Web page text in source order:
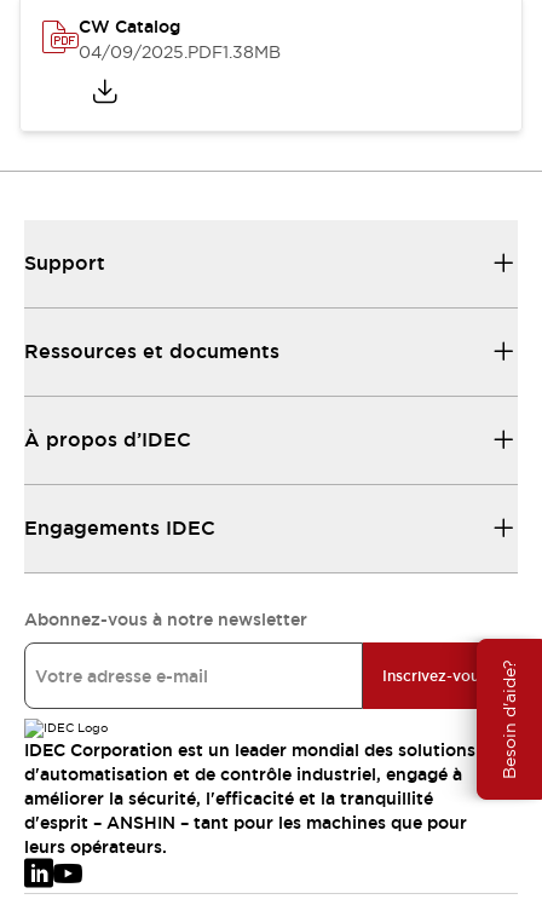
Besoin d'aide?
CW Catalog
04/09/2025.PDF1.38MB
Support
Ressources et documents
À propos d’IDEC
Engagements IDEC
Abonnez-vous à notre newsletter
Inscrivez-vous
IDEC Corporation est un leader mondial des solutions
d'automatisation et de contrôle industriel, engagé à
améliorer la sécurité, l'efficacité et la tranquillité
d'esprit – ANSHIN – tant pour les machines que pour
leurs opérateurs.